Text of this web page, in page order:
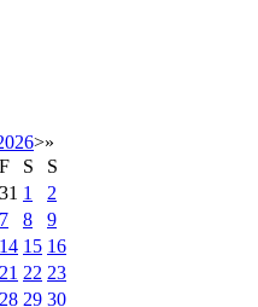
>»
F S
S
31 1
2
7 8
9
14 15 16
21 22 23
28 29 30